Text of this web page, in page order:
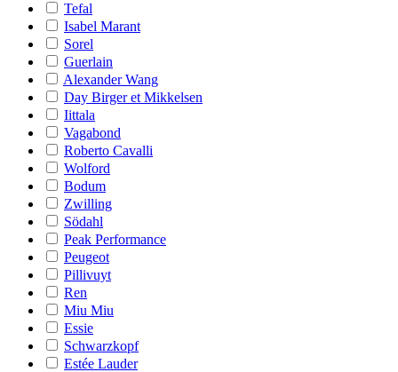
Tefal
Isabel Marant
Sorel
Guerlain
Alexander Wang
Day Birger et Mikkelsen
Iittala
Vagabond
Roberto Cavalli
Wolford
Bodum
Zwilling
Södahl
Peak Performance
Peugeot
Pillivuyt
Ren
Miu Miu
Essie
Schwarzkopf
Estée Lauder